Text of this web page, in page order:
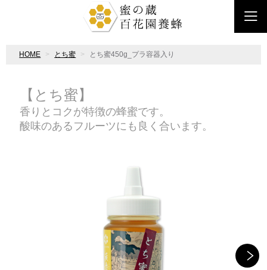
HOME とち蜜 とち蜜450g_プラ容器入り
【とち蜜】
香りとコクが特徴の蜂蜜です。
酸味のあるフルーツにも良く合います。